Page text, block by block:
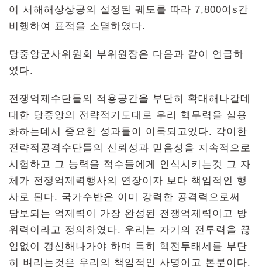
여 서해해상상공의 설정된 궤도를 따라 7,800여s간
비행하여 표적을 소멸하였다.
당중앙군사위원회 부위원장은 다음과 같이 언급하
였다.
전쟁억제수단들의 적용공간을 부단히 확대해나갈데
대한 당중앙의 전략적기도대로 우리 핵무력을 실용
화하는데서 중요한 성과들이 이룩되고있다. 각이한
전략적공격수단들의 신뢰성과 믿음성을 지속적으로
시험하고 그 능력을 적수들에게 인식시키는것 그 자
체가 전쟁억제력행사의 연장이자 보다 책임적인 행
사로 된다. 국가수반은 이미 강력한 공격력으로써
담보되는 억제력이 가장 완성된 전쟁억제력이고 방
위력이라고 정의하였다. 우리는 자기의 전투력을 끊
임없이 갱신해나가야 하며 특히 핵전투태세를 부단
히 벼리는것은 우리의 책임적인 사명이고 본분이다.